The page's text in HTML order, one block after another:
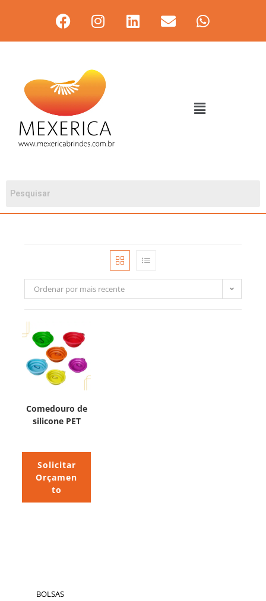
Ordenar por mais recente
Comedouro de
silicone PET
Solicitar
Orçamen
to
BOLSAS